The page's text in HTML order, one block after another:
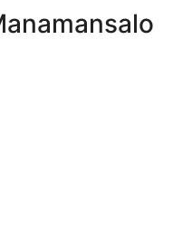
Manamansalo
hinnat